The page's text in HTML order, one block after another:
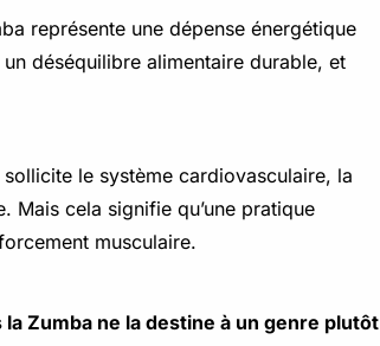
représente une dépense énergétique
déséquilibre alimentaire durable, et
sollicite le système cardiovasculaire, la
Mais cela signifie qu’une pratique
musculaire.
la Zumba ne la destine à un genre plutôt